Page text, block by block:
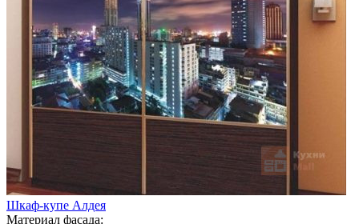
Шкаф-купе Алдея
Материал фасада: